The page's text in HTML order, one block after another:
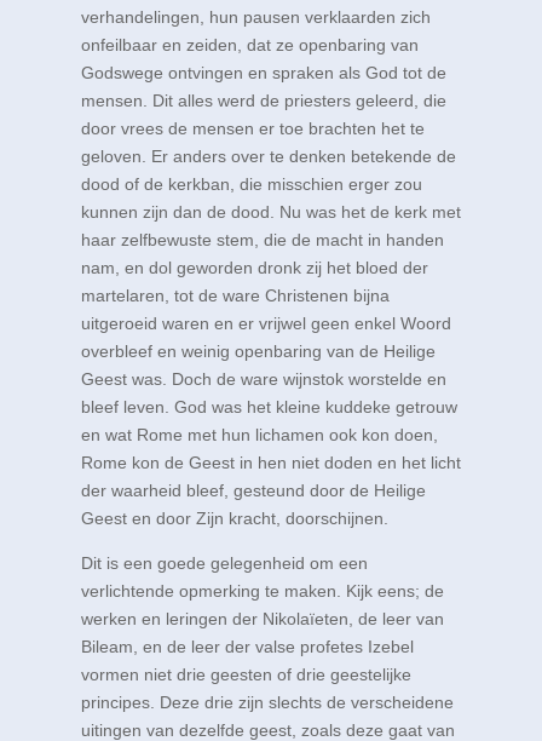
verhandelingen, hun pausen verklaarden zich
onfeilbaar en zeiden, dat ze openbaring van
Godswege ontvingen en spraken als God tot de
mensen. Dit alles werd de priesters geleerd, die
door vrees de mensen er toe brachten het te
geloven. Er anders over te denken betekende de
dood of de kerkban, die misschien erger zou
kunnen zijn dan de dood. Nu was het de kerk met
haar zelfbewuste stem, die de macht in handen
nam, en dol geworden dronk zij het bloed der
martelaren, tot de ware Christenen bijna
uitgeroeid waren en er vrijwel geen enkel Woord
overbleef en weinig openbaring van de Heilige
Geest was. Doch de ware wijnstok worstelde en
bleef leven. God was het kleine kuddeke getrouw
en wat Rome met hun lichamen ook kon doen,
Rome kon de Geest in hen niet doden en het licht
der waarheid bleef, gesteund door de Heilige
Geest en door Zijn kracht, doorschijnen.
Dit is een goede gelegenheid om een
verlichtende opmerking te maken. Kijk eens; de
werken en leringen der Nikolaïeten, de leer van
Bileam, en de leer der valse profetes Izebel
vormen niet drie geesten of drie geestelijke
principes. Deze drie zijn slechts de verscheidene
uitingen van dezelfde geest, zoals deze gaat van